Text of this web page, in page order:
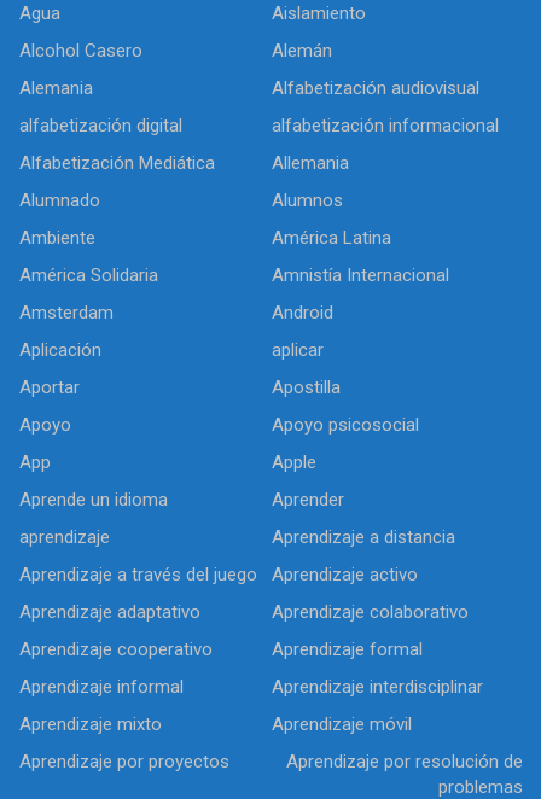
Agua
Aislamiento
Alcohol Casero
Alemán
Alemania
Alfabetización audiovisual
alfabetización digital
alfabetización informacional
Alfabetización Mediática
Allemania
Alumnado
Alumnos
Ambiente
América Latina
América Solidaria
Amnistía Internacional
Amsterdam
Android
Aplicación
aplicar
Aportar
Apostilla
Apoyo
Apoyo psicosocial
App
Apple
Aprende un idioma
Aprender
aprendizaje
Aprendizaje a distancia
Aprendizaje a través del juego
Aprendizaje activo
Aprendizaje adaptativo
Aprendizaje colaborativo
Aprendizaje cooperativo
Aprendizaje formal
Aprendizaje informal
Aprendizaje interdisciplinar
Aprendizaje mixto
Aprendizaje móvil
Aprendizaje por proyectos
Aprendizaje por resolución de
problemas